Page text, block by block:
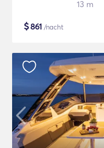
13 m
$861 /nacht